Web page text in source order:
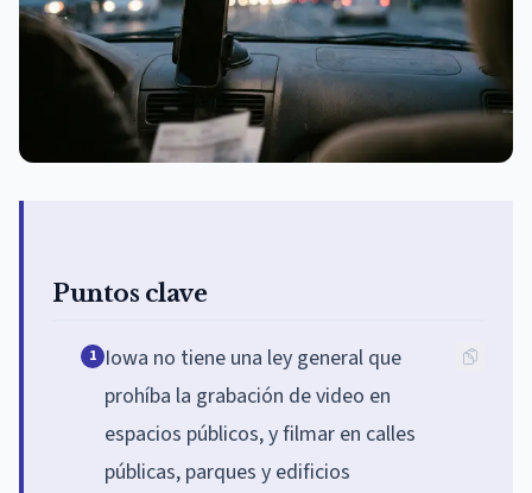
Puntos clave
1 Iowa no tiene una ley general que
prohíba la grabación de video en
espacios públicos, y filmar en calles
públicas, parques y edificios